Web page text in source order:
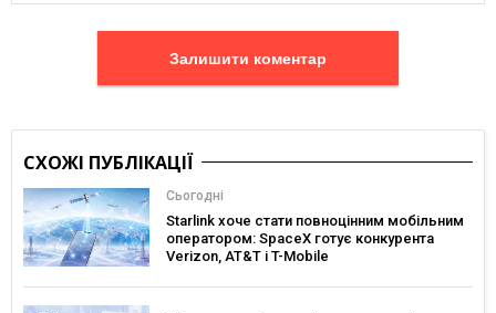
Залишити коментар
СХОЖІ ПУБЛІКАЦІЇ
Сьогодні
Starlink хоче стати повноцінним мобільним
оператором: SpaceX готує конкурента
Verizon, AT&T і T-Mobile